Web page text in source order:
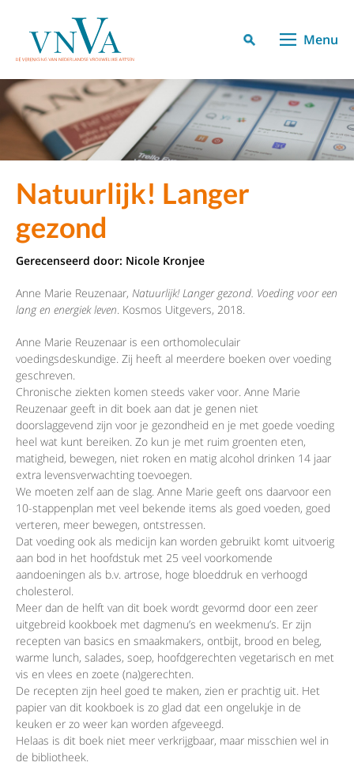
Menu
Natuurlijk! Langer
gezond
Gerecenseerd door: Nicole Kronjee
Anne Marie Reuzenaar, Natuurlijk! Langer gezond. Voeding voor een
lang en energiek leven. Kosmos Uitgevers, 2018.
Anne Marie Reuzenaar is een orthomoleculair
voedingsdeskundige. Zij heeft al meerdere boeken over voeding
geschreven.
Chronische ziekten komen steeds vaker voor. Anne Marie
Reuzenaar geeft in dit boek aan dat je genen niet
doorslaggevend zijn voor je gezondheid en je met goede voeding
heel wat kunt bereiken. Zo kun je met ruim groenten eten,
matigheid, bewegen, niet roken en matig alcohol drinken 14 jaar
extra levensverwachting toevoegen.
We moeten zelf aan de slag. Anne Marie geeft ons daarvoor een
10-stappenplan met veel bekende items als goed voeden, goed
verteren, meer bewegen, ontstressen.
Dat voeding ook als medicijn kan worden gebruikt komt uitvoerig
aan bod in het hoofdstuk met 25 veel voorkomende
aandoeningen als b.v. artrose, hoge bloeddruk en verhoogd
cholesterol.
Meer dan de helft van dit boek wordt gevormd door een zeer
uitgebreid kookboek met dagmenu’s en weekmenu’s. Er zijn
recepten van basics en smaakmakers, ontbijt, brood en beleg,
warme lunch, salades, soep, hoofdgerechten vegetarisch en met
vis en vlees en zoete (na)gerechten.
De recepten zijn heel goed te maken, zien er prachtig uit. Het
papier van dit kookboek is zo glad dat een ongelukje in de
keuken er zo weer kan worden afgeveegd.
Helaas is dit boek niet meer verkrijgbaar, maar misschien wel in
de bibliotheek.